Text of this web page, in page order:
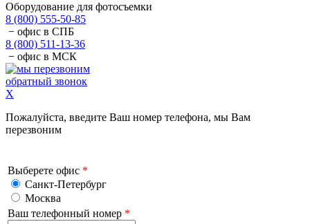
Оборудование для фотосъемки
8 (800) 555-50-85
− офис в СПБ
8 (800) 511-13-36
− офис в МСК
обратный звонок
X
Пожалуйста, введите Ваш номер телефона, мы Вам
перезвоним
Выберете офис *
Санкт-Петербург
Москва
Ваш телефонный номер *